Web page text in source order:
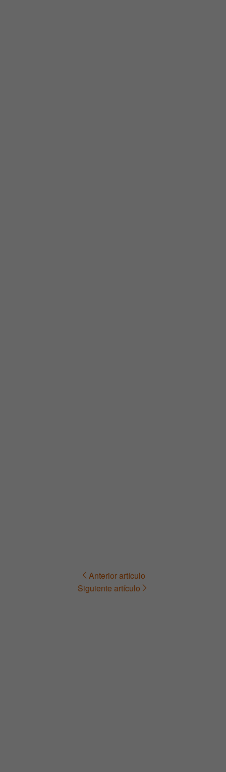
Navegación Anterior artículo
Siguiente artículo